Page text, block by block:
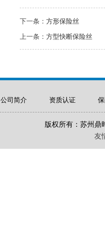
下一条： 方形保险丝
上一条： 方型快断保险丝
公司简介 资质认证
版权所有：苏州
友